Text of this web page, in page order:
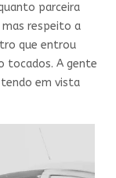
parceira
respeito a
que entrou
tocados. A gente
em vista